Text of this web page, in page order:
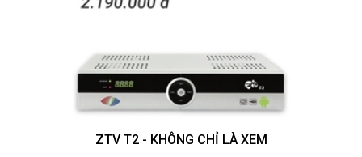
ZTV T2 - KHÔNG CHỈ LÀ XEM